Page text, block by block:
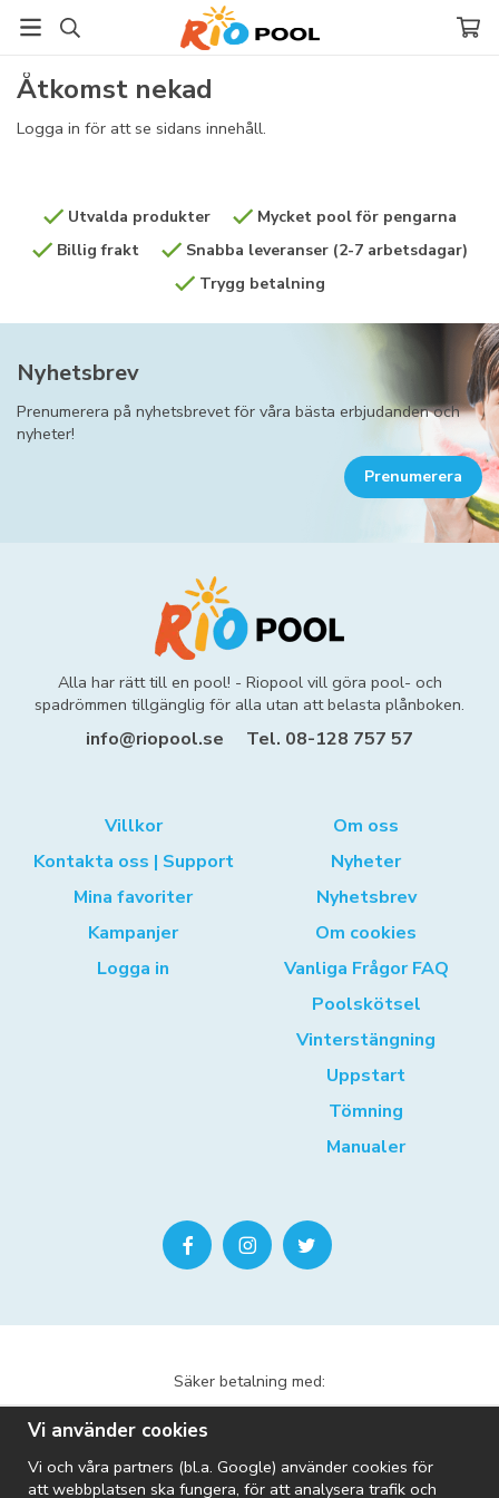
Åtkomst nekad
Logga in för att se sidans innehåll.
Utvalda produkter
Mycket pool för pengarna
Billig frakt
Snabba leveranser (2-7 arbetsdagar)
Trygg betalning
Nyhetsbrev
Prenumerera på nyhetsbrevet för våra bästa erbjudanden och
nyheter!
Prenumerera
Alla har rätt till en pool! - Riopool vill göra pool- och
spadrömmen tillgänglig för alla utan att belasta plånboken.
info@riopool.se Tel. 08-128 757 57
Villkor
Kontakta oss | Support
Mina favoriter
Kampanjer
Logga in
Om oss
Nyheter
Nyhetsbrev
Om cookies
Vanliga Frågor FAQ
Poolskötsel
Vinterstängning
Uppstart
Tömning
Manualer
Säker betalning med:
Vi använder cookies
Vi och våra partners (bl.a. Google) använder cookies för
att webbplatsen ska fungera, för att analysera trafik och